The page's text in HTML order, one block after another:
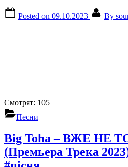
Posted on 09.10.2023 By
Смотрят: 105
Песни
Big Toha – ВЖЕ НЕ
(Премьера Трека